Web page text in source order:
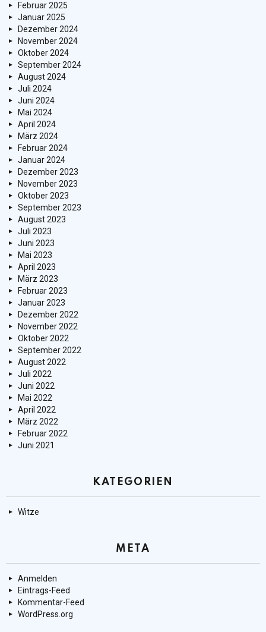
Februar 2025
Januar 2025
Dezember 2024
November 2024
Oktober 2024
September 2024
August 2024
Juli 2024
Juni 2024
Mai 2024
April 2024
März 2024
Februar 2024
Januar 2024
Dezember 2023
November 2023
Oktober 2023
September 2023
August 2023
Juli 2023
Juni 2023
Mai 2023
April 2023
März 2023
Februar 2023
Januar 2023
Dezember 2022
November 2022
Oktober 2022
September 2022
August 2022
Juli 2022
Juni 2022
Mai 2022
April 2022
März 2022
Februar 2022
Juni 2021
KATEGORIEN
Witze
META
Anmelden
Eintrags-Feed
Kommentar-Feed
WordPress.org